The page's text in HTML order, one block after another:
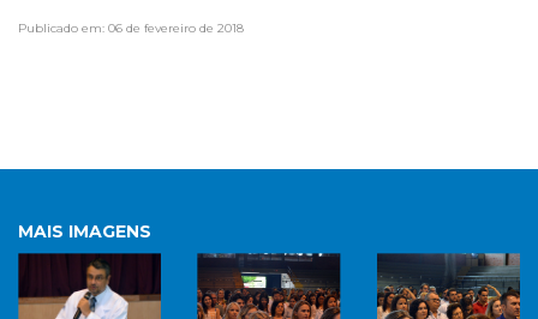
Publicado em: 06 de fevereiro de 2018
MAIS IMAGENS